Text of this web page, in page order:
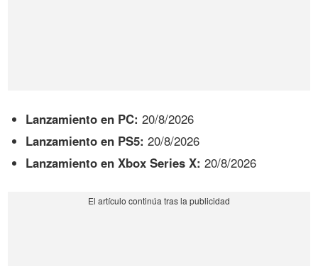
Lanzamiento en PC: 20/8/2026
Lanzamiento en PS5: 20/8/2026
Lanzamiento en Xbox Series X: 20/8/2026